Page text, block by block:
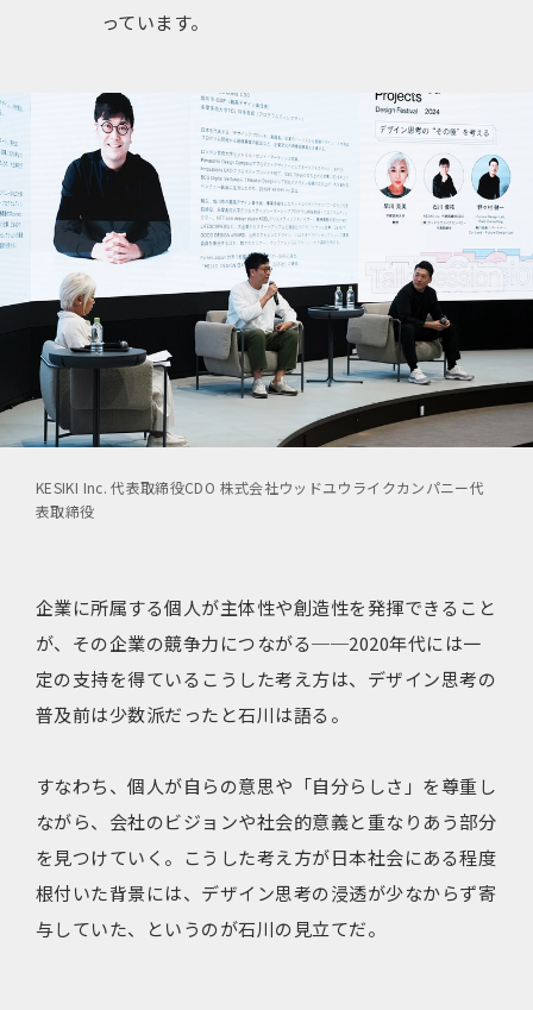
っています。
KESIKI Inc. 代表取締役CDO 株式会社ウッドユウライクカンパニー代
表取締役
企業に所属する個人が主体性や創造性を発揮できること
が、その企業の競争力につながる──2020年代には一
定の支持を得ているこうした考え方は、デザイン思考の
普及前は少数派だったと石川は語る。
すなわち、個人が自らの意思や「自分らしさ」を尊重し
ながら、会社のビジョンや社会的意義と重なりあう部分
を見つけていく。こうした考え方が日本社会にある程度
根付いた背景には、デザイン思考の浸透が少なからず寄
与していた、というのが石川の見立てだ。